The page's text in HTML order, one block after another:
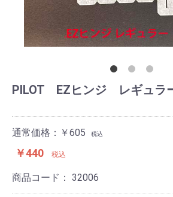
PILOT EZヒンジ レギュラ
通常価格：￥605 税込
￥440 税込
商品コード： 32006